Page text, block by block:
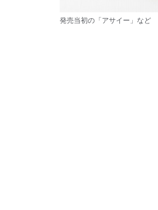
発売当初の「アサイー」など